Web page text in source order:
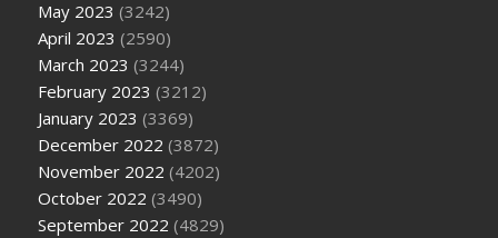
May 2023 (3242)
April 2023 (2590)
March 2023 (3244)
February 2023 (3212)
January 2023 (3369)
December 2022 (3872)
November 2022 (4202)
October 2022 (3490)
September 2022 (4829)